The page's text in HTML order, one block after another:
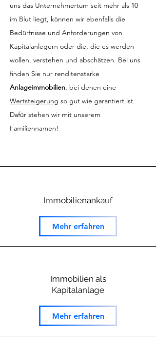
uns das Unternehmertum seit mehr als 10
im Blut liegt, können wir ebenfalls die
Bedürfnisse und Anforderungen von
Kapitalanlegern oder die, die es werden
wollen, verstehen und abschätzen. Bei uns
finden Sie nur renditenstarke
Anlageimmobilien, bei denen eine
Wertsteigerung so gut wie garantiert ist.
Dafür stehen wir mit unserem
Familiennamen!
Immobilienankauf
Mehr erfahren
Immobilien als
Kapitalanlage
Mehr erfahren